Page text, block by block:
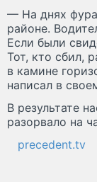
— На днях
районе.
Если были
Тот, кто сбил,
в камине
написал в
В результате
разорвало на
precedent.tv